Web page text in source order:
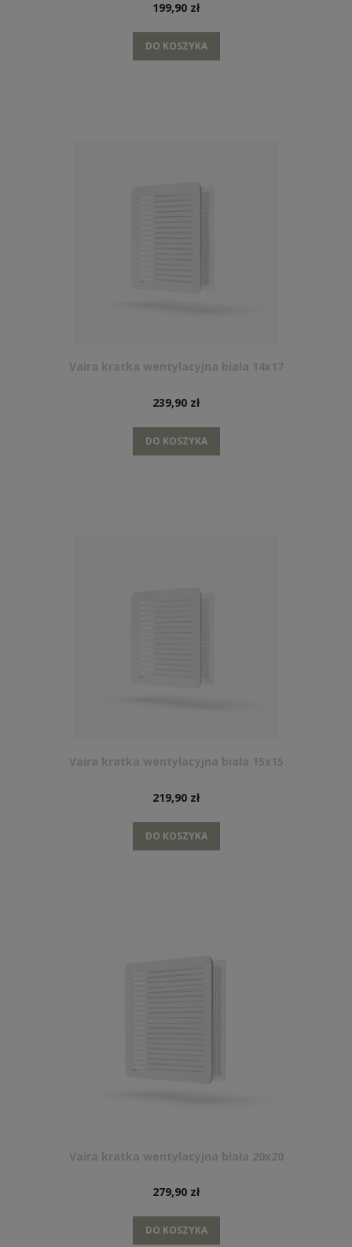
199,90 zł
DO KOSZYKA
Vaira kratka wentylacyjna biała 14x17
239,90 zł
DO KOSZYKA
Vaira kratka wentylacyjna biała 15x15
219,90 zł
DO KOSZYKA
Vaira kratka wentylacyjna biała 20x20
279,90 zł
DO KOSZYKA